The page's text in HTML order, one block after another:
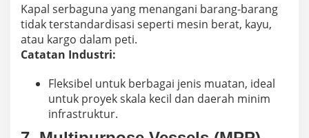
Kapal serbaguna yang menangani barang-barang
tidak terstandardisasi seperti mesin berat, kayu,
atau kargo dalam peti.
Catatan Industri:
Fleksibel untuk berbagai jenis muatan, ideal
untuk proyek skala kecil dan daerah minim
infrastruktur.